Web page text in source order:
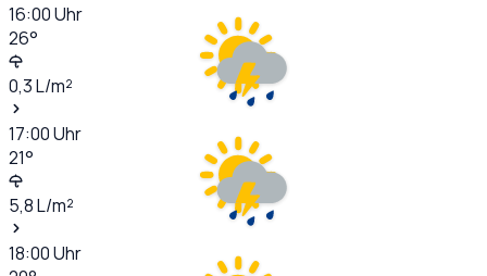
16:00Uhr
26°
0,3L/m²
17:00Uhr
21°
5,8L/m²
18:00Uhr